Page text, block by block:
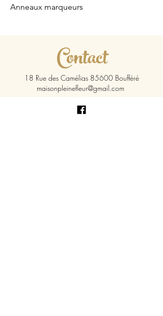
Anneaux marqueurs
Contact
18 Rue des Camélias 85600 Boufféré
maisonpleinefleur@gmail.com